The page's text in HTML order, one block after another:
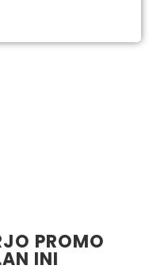
PROMO
INI